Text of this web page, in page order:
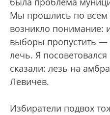
Мы прошлись по всем
возникло понимание:
выборы пропустить —
лечь. Я
сказали: лезь на
Левичев.
Избиратели подвох